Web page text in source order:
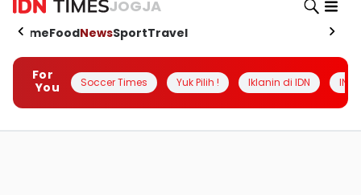
JOGJA
HomeFoodNewsSportTravel
For
You
Soccer Times Yuk Pilih ! Iklanin di IDN